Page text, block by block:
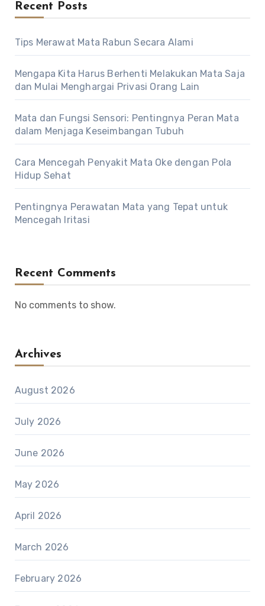
Recent Posts
Tips Merawat Mata Rabun Secara Alami
Mengapa Kita Harus Berhenti Melakukan Mata Saja
dan Mulai Menghargai Privasi Orang Lain
Mata dan Fungsi Sensori: Pentingnya Peran Mata
dalam Menjaga Keseimbangan Tubuh
Cara Mencegah Penyakit Mata Oke dengan Pola
Hidup Sehat
Pentingnya Perawatan Mata yang Tepat untuk
Mencegah Iritasi
Recent Comments
No comments to show.
Archives
August 2026
July 2026
June 2026
May 2026
April 2026
March 2026
February 2026